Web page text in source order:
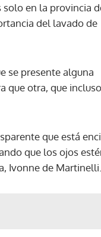
solo en la provincia
del lavado de
se presente alguna
que otra, que incluso
que está
que los ojos
Ivonne de Martinelli.